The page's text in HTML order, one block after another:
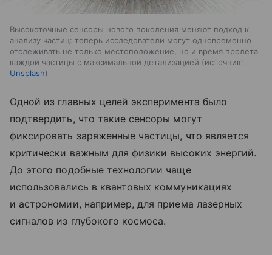
Высокоточные сенсоры нового поколения меняют подход к
анализу частиц: теперь исследователи могут одновременно
отслеживать не только местоположение, но и время пролета
каждой частицы с максимальной детализацией
источник:
Unsplash
Одной из главных целей эксперимента было
подтвердить, что такие сенсоры могут
фиксировать заряженные частицы, что является
критически важным для физики высоких энергий.
До этого подобные технологии чаще
использовались в квантовых коммуникациях
и астрономии, например, для приема лазерных
сигналов из глубокого космоса.